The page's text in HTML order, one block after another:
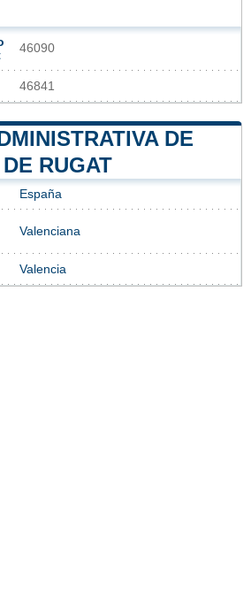
46090
46841
DE
RUGAT
España
Valenciana
Valencia